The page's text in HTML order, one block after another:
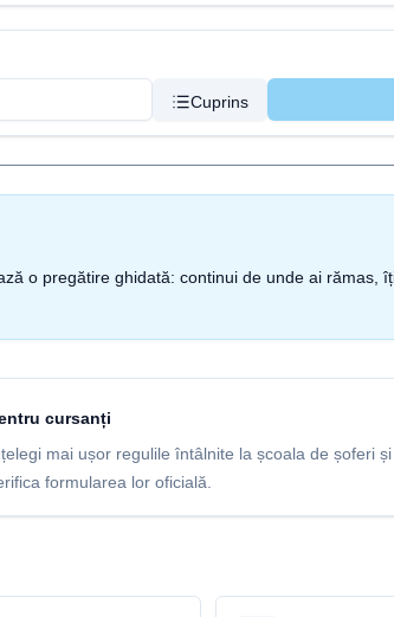
Cuprins
o pregătire ghidată: continui de unde ai rămas,
cursanți
mai ușor regulile întâlnite la școala de șoferi
formularea lor oficială.